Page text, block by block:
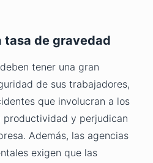
tasa de gravedad
tener una gran
de sus trabajadores,
que involucran a los
productividad y perjudican
Además, las agencias
exigen que las